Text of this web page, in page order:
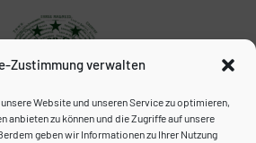
Zustimmung verwalten
Website und unseren Service zu optimieren,
anbieten zu können und die Zugriffe auf unsere
geben wir Informationen zu Ihrer Nutzung